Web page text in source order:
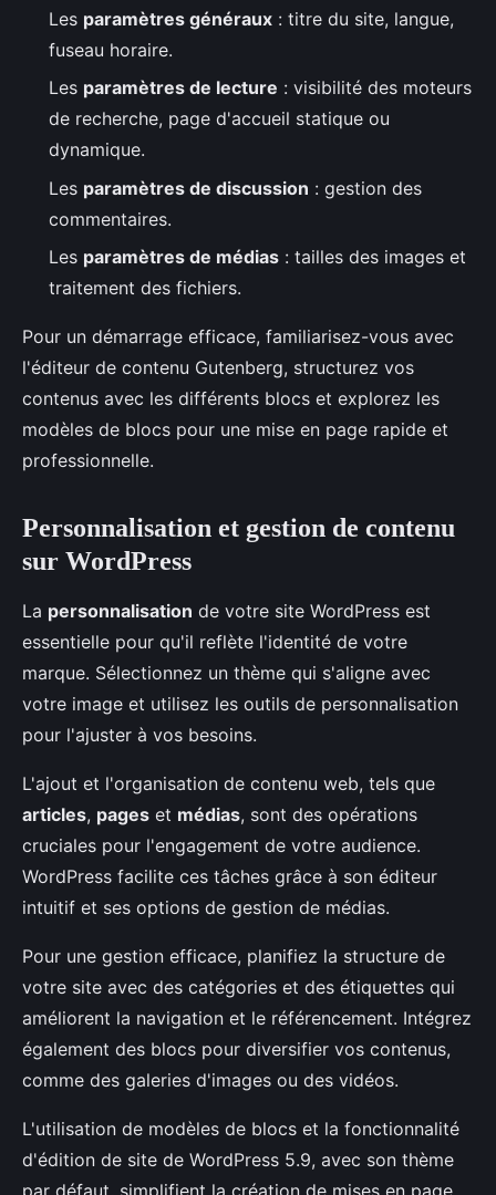
Les paramètres généraux : titre du site, langue,
fuseau horaire.
Les paramètres de lecture : visibilité des moteurs
de recherche, page d'accueil statique ou
dynamique.
Les paramètres de discussion : gestion des
commentaires.
Les paramètres de médias : tailles des images et
traitement des fichiers.
Pour un démarrage efficace, familiarisez-vous avec
l'éditeur de contenu Gutenberg, structurez vos
contenus avec les différents blocs et explorez les
modèles de blocs pour une mise en page rapide et
professionnelle.
Personnalisation et gestion de contenu
sur WordPress
La personnalisation de votre site WordPress est
essentielle pour qu'il reflète l'identité de votre
marque. Sélectionnez un thème qui s'aligne avec
votre image et utilisez les outils de personnalisation
pour l'ajuster à vos besoins.
L'ajout et l'organisation de contenu web, tels que
articles, pages et médias, sont des opérations
cruciales pour l'engagement de votre audience.
WordPress facilite ces tâches grâce à son éditeur
intuitif et ses options de gestion de médias.
Pour une gestion efficace, planifiez la structure de
votre site avec des catégories et des étiquettes qui
améliorent la navigation et le référencement. Intégrez
également des blocs pour diversifier vos contenus,
comme des galeries d'images ou des vidéos.
L'utilisation de modèles de blocs et la fonctionnalité
d'édition de site de WordPress 5.9, avec son thème